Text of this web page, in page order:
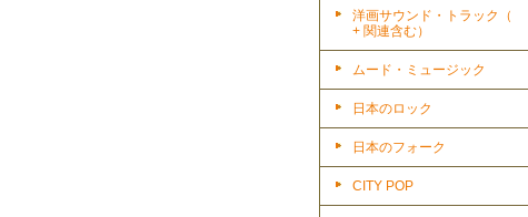
洋画サウンド・トラック（
+ 関連含む）
ムード・ミュージック
日本のロック
日本のフォーク
CITY POP